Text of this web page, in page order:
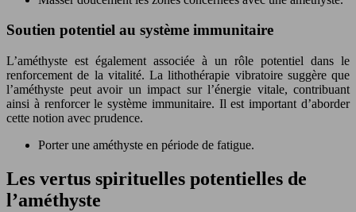
Soutien potentiel au système immunitaire
L’améthyste est également associée à un rôle potentiel dans le
renforcement de la vitalité. La lithothérapie vibratoire suggère que
l’améthyste peut avoir un impact sur l’énergie vitale, contribuant
ainsi à renforcer le système immunitaire. Il est important d’aborder
cette notion avec prudence.
Porter une améthyste en période de fatigue.
Les vertus spirituelles potentielles de
l’améthyste